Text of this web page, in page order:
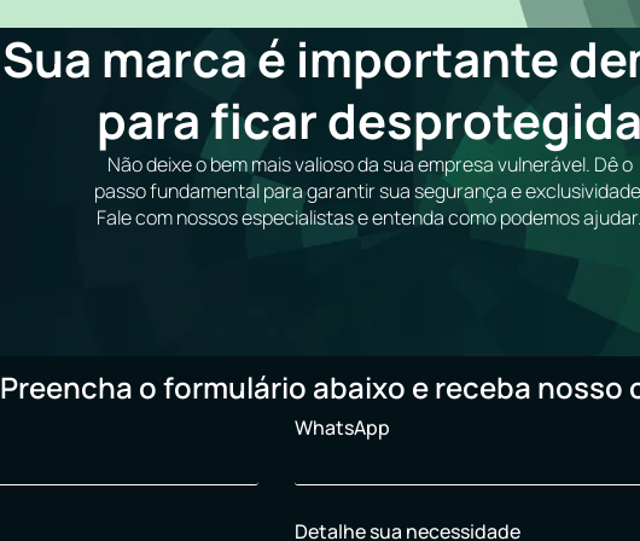
Sua marca é importante
para ficar
Não deixe o bem mais valioso da sua empresa vulnerável. Dê o
passo fundamental para garantir sua segurança e
Fale com nossos especialistas e entenda como podemos
Preencha o formulário abaixo e receba nosso
WhatsApp
Detalhe sua necessidade